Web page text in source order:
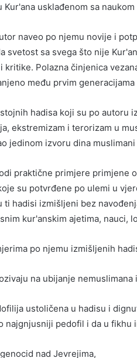
Kur'ana usklađenom sa
naveo po njemu novije i
svetost sa svega što nije
kritike. Polazna činjenica
među prvim
hadisa koji su po autoru
ekstremizam i terorizam u
jedinom izvoru dina
praktične primjere primjene
su potvrđene po ulemi u
ti hadisi izmišljeni bez
kur'anskim ajetima, nauci,
po njemu izmišljenih
na ubijanje
ustoličena u hadisu i
najgnjusniji pedofil i da u fikhu
nad Jevrejima,